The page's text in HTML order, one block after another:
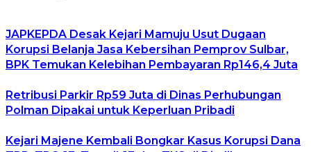
JAPKEPDA Desak Kejari Mamuju Usut Dugaan
Korupsi Belanja Jasa Kebersihan Pemprov Sulbar,
BPK Temukan Kelebihan Pembayaran Rp146,4 Juta
Retribusi Parkir Rp59 Juta di Dinas Perhubungan
Polman Dipakai untuk Keperluan Pribadi
Kejari Majene Kembali Bongkar Kasus Korupsi Dana